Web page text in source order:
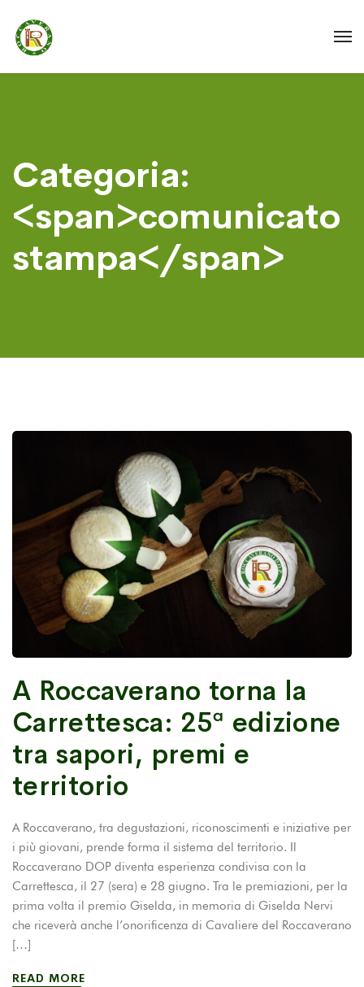
Categoria:
<span>comunicato
stampa</span>
A Roccaverano torna la
Carrettesca: 25ª edizione
tra sapori, premi e
territorio
A Roccaverano, tra degustazioni, riconoscimenti e iniziative per
i più giovani, prende forma il sistema del territorio. Il
Roccaverano DOP diventa esperienza condivisa con la
Carrettesca, il 27 (sera) e 28 giugno. Tra le premiazioni, per la
prima volta il premio Giselda, in memoria di Giselda Nervi
che riceverà anche l’onorificenza di Cavaliere del Roccaverano
[…]
READ MORE